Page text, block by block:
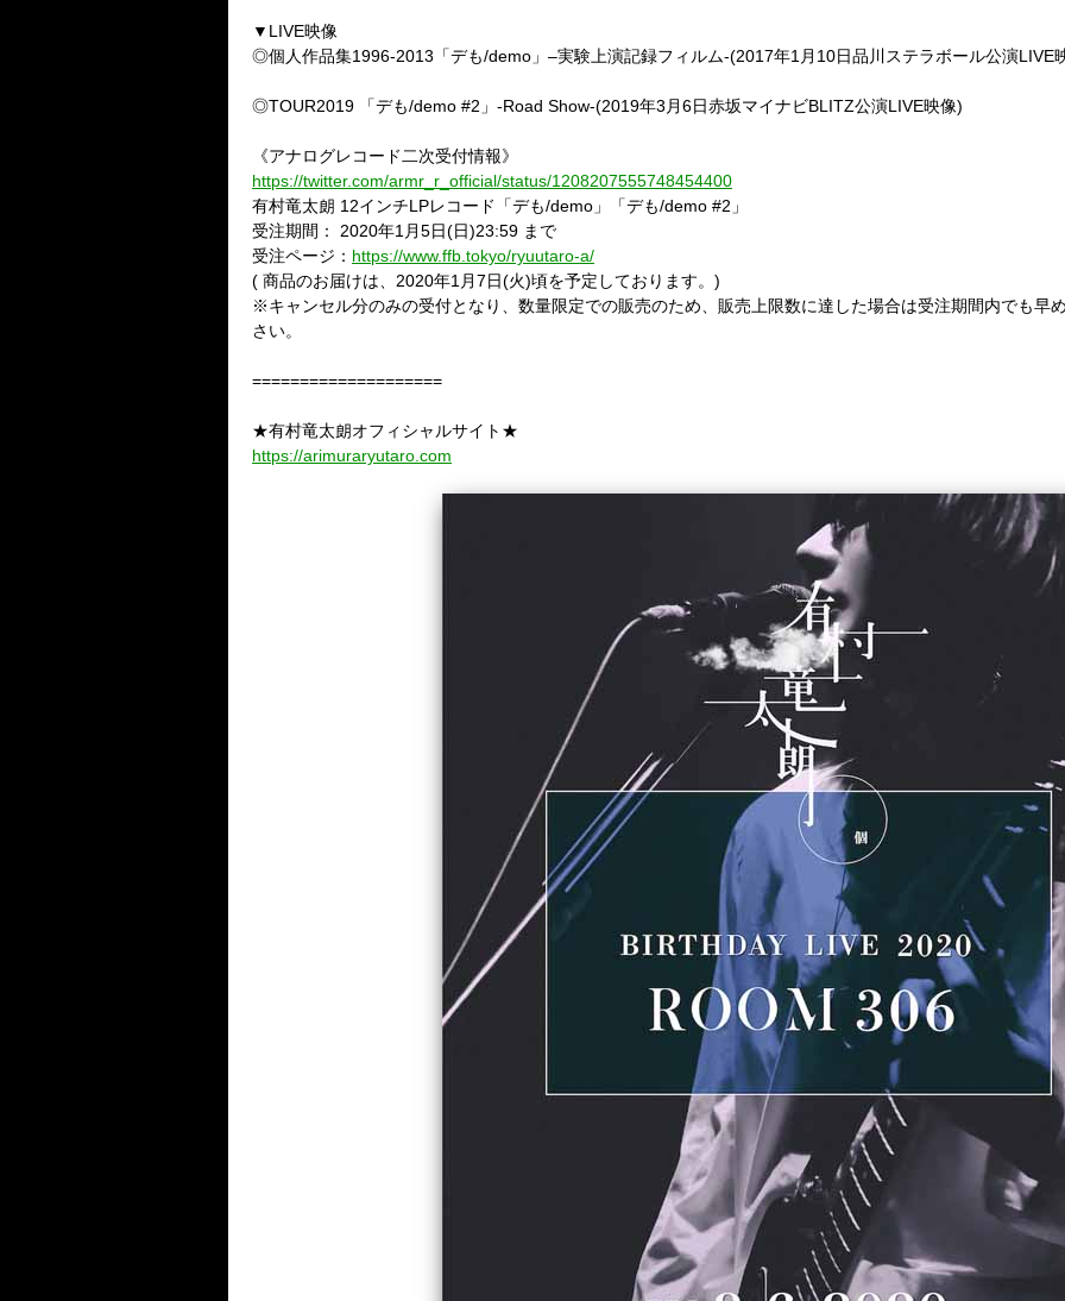
▼ LIVE映像
◎個人作品集1996-2013 「デも/demo 」 –実験上演記録フィルム-(2017年1 月 10日品川ステラボール公演LIVE
◎TOUR2019 「デも/demo #2 」 -Road Show-(2019年3 月6日赤坂マイナビBLITZ公演LIVE映像)
《アナログレコード二次受付情報》
https://twitter.com/armr_r_official/status/1208207555748454400
有村竜太朗 12インチLPレコード「デも/demo 」「デも/demo #2 」
受注期間：
2020年1 月5日(日)23:59 まで
受注ページ： https://www.ffb.tokyo/ryuutaro-a/
( 商品のお届けは、 2020年1 月7日(火)頃を予定しております。 )
※キャンセル分のみの受付となり、数量限定での販売のため、販売上限数に達した場合は受注期間内でも早
さい。
====================
★有村竜太朗オフィシャルサイト★
https://arimuraryutaro.com